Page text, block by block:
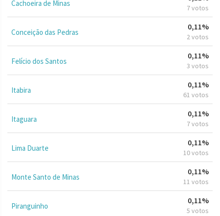
Cachoeira de Minas 7 votos
Conceição das Pedras
0,11%
2 votos
Felício dos Santos
0,11%
3 votos
Itabira
0,11%
61 votos
Itaguara
0,11%
7 votos
Lima Duarte
0,11%
10 votos
Monte Santo de Minas
0,11%
11 votos
Piranguinho
0,11%
5 votos